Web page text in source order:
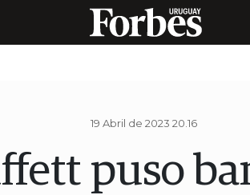
19 Abril de 2023 20.16
puso